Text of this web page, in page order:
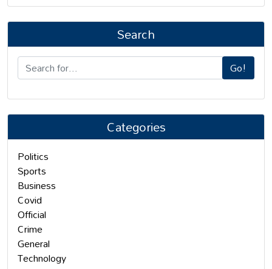
Search
Go!
Categories
Politics
Sports
Business
Covid
Official
Crime
General
Technology